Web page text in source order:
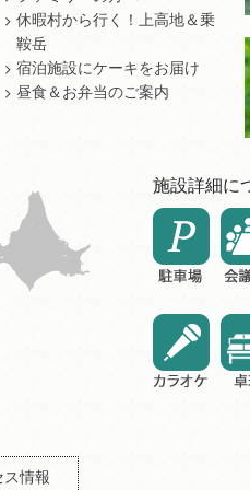
休暇村から行く！上高地＆乗
鞍岳
宿泊施設にケーキをお届け
昼食＆お弁当のご案内
ス情報
施設詳細に